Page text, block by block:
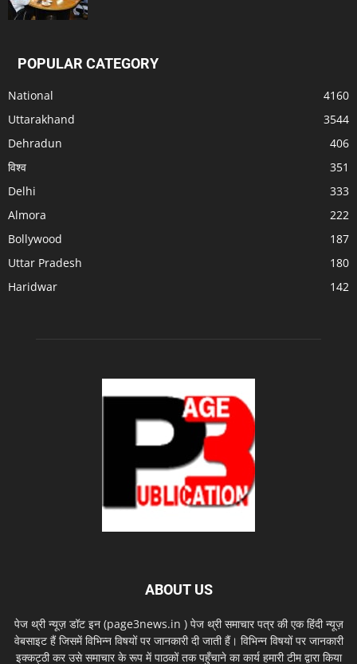
POPULAR CATEGORY
National
4160
Uttarakhand
3544
Dehradun
406
विश्व
351
Delhi
333
Almora
222
Bollywood
187
Uttar Pradesh
180
Haridwar
142
ABOUT US
पेज थ्री न्यूज़ डॉट इन (page3news.in ) पेज थ्री समाचार पत्र की एक हिंदी न्यूज़
वेबसाइट हैं जिसमें विभिन्न विषयों पर जानकारी दी जाती हैं। विभिन्न विषयों पर जानकारी
इक्कट्ठी कर उसे समाचार के रूप में पाठकों तक पहुँचाने का कार्य हमारी टीम द्वारा किया